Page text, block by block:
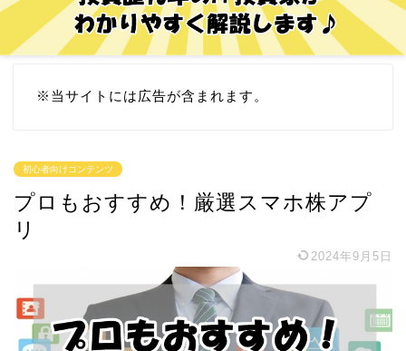
※当サイトには広告が含まれます。
初心者向けコンテンツ
プロもおすすめ！厳選スマホ株アプ
リ
2024年9月5日